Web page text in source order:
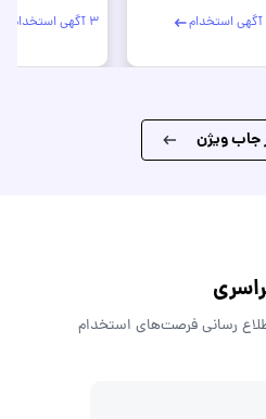
3 آگهی استخدام
جاب ویژن
رسانی فرصت‌های استخدام